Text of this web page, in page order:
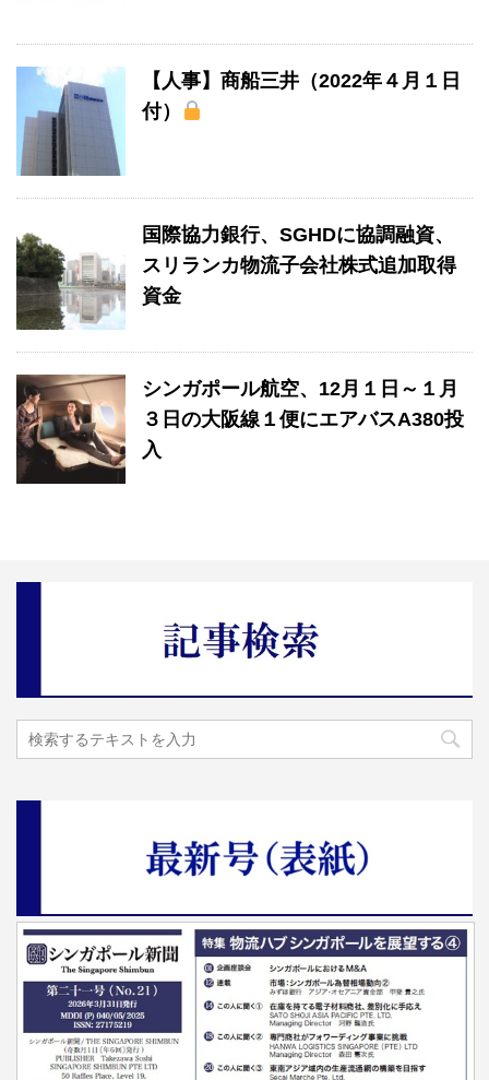
【人事】商船三井（2022年４月１日
付）
国際協力銀行、SGHDに協調融資、
スリランカ物流子会社株式追加取得
資金
シンガポール航空、12月１日～１月
３日の大阪線１便にエアバスA380投
入